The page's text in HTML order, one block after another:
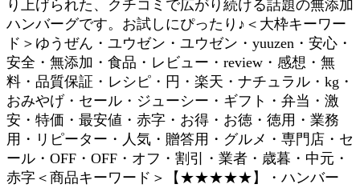
り上げられた、クチコミで広がり続ける話題の無添加
ハンバーグです。お試しにぴったり♪＜大枠キーワー
ド＞ゆうぜん・ユウゼン・ユウゼン・yuuzen・安心・
安全・無添加・食品・レビュー・review・感想・無
料・品質保証・レシピ・円・楽天・ナチュラル・kg・
おみやげ・セール・ジューシー・ギフト・弁当・激
安・特価・最安値・赤字・お得・お徳・徳用・業務
用・リピーター・人気・贈答用・グルメ・専門店・セ
ール・OFF・OFF・オフ・割引・業者・歳暮・中元・
赤字＜商品キーワード＞【★★★★★】・ハンバー